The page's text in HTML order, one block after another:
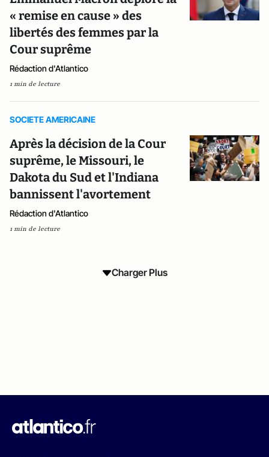
« remise en cause » des
libertés des femmes par la
Cour suprême
Rédaction d'Atlantico
1 min de lecture
SOCIETE AMERICAINE
Après la décision de la Cour
suprême, le Missouri, le
Dakota du Sud et l'Indiana
bannissent l'avortement
Rédaction d'Atlantico
1 min de lecture
Charger Plus